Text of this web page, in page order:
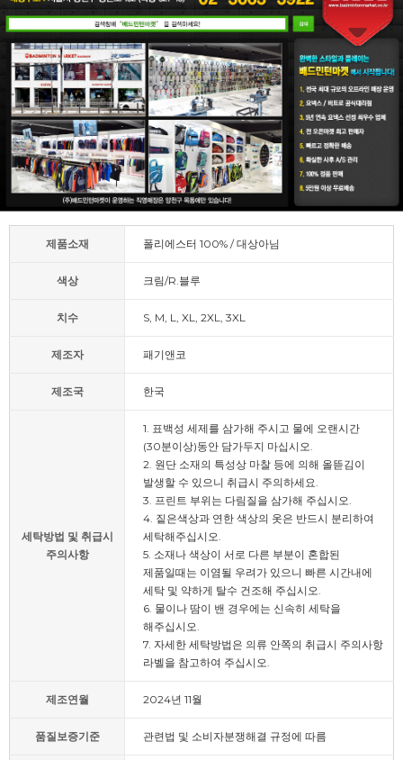
제품소재 폴리에스터 100% / 대상아님
색상 크림/R.블루
치수 S, M, L, XL, 2XL, 3XL
제조자 패기앤코
제조국 한국
세탁방법 및 취급시
주의사항
1. 표백성 세제를 삼가해 주시고 물에 오랜시간
(30분이상)동안 담가두지 마십시오.
2. 원단 소재의 특성상 마찰 등에 의해 올뜯김이
발생할 수 있으니 취급시 주의하세요.
3. 프린트 부위는 다림질을 삼가해 주십시오.
4. 짙은색상과 연한 색상의 옷은 반드시 분리하여
세탁해주십시오.
5. 소재나 색상이 서로 다른 부분이 혼합된
제품일때는 이염될 우려가 있으니 빠른 시간내에
세탁 및 약하게 탈수 건조해 주십시오.
6. 물이나 땀이 밴 경우에는 신속히 세탁을
해주십시오.
7. 자세한 세탁방법은 의류 안쪽의 취급시 주의사항
라벨을 참고하여 주십시오.
제조연월 2024년 11월
품질보증기준 관련법 및 소비자분쟁해결 규정에 따름